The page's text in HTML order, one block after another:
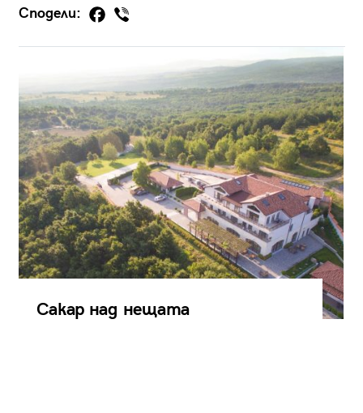
Сподели:
Сакар над нещата